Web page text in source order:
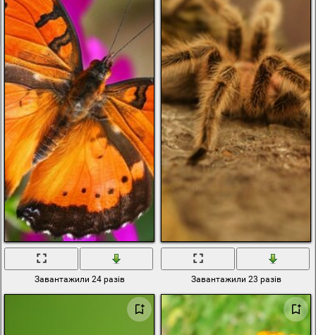
Завантажили 24 разів Завантажили 23 разів